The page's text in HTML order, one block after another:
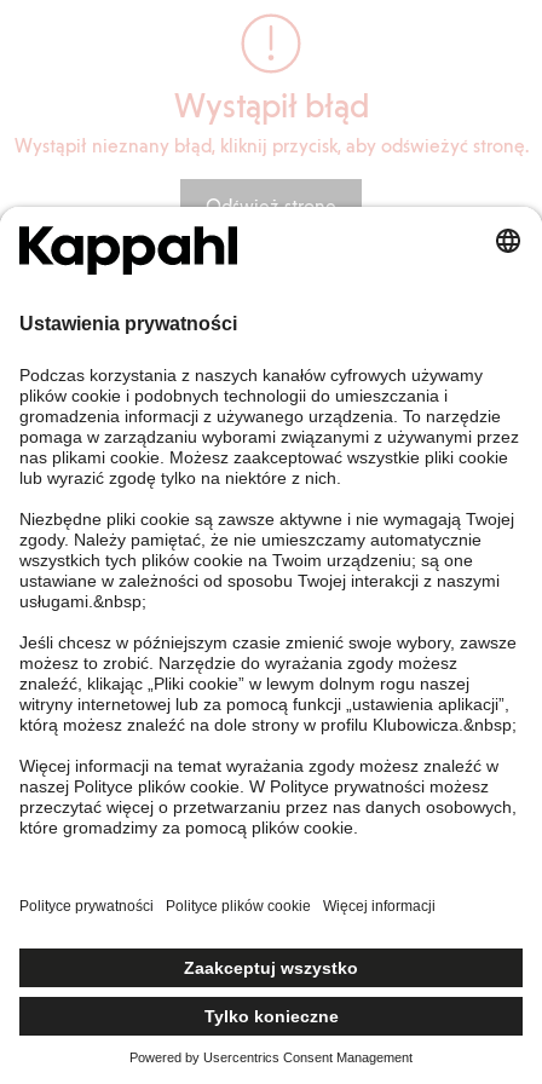
Wystąpił błąd
Wystąpił nieznany błąd, kliknij przycisk, aby odświeżyć stronę.
Odśwież stronę